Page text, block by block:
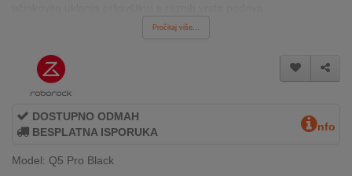
KUPOVINA
RATE
REKLAMACIJA
SERVIS
Pročitaj više...
DOSTUPNO ODMAH
BESPLATNA ISPORUKA
nfo
Model: Q5 Pro Black